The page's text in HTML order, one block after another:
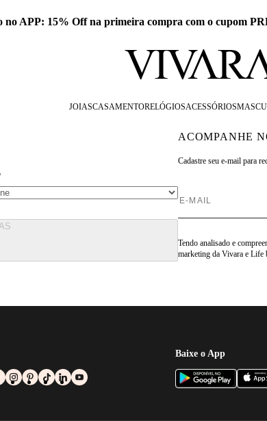
no APP: 15% Off na primeira compra com o cupom
JOIASCASAMENTORELÓGIOSACESSÓRIOS
ACOMPANHE
Cadastre seu e-mail para
Tendo analisado e
marketing da Vivara e Life
Baixe o App